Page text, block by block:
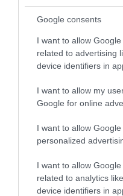
Google consents
I want to allow
related to advertising
device identifiers in
I want to allow my
Google for online
I want to allow
personalized
I want to allow
related to analytics
device identifiers in
Újabb képeken a
Kabrió is lesz az